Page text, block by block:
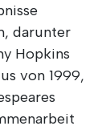
darunter
Hopkins
von 1999,